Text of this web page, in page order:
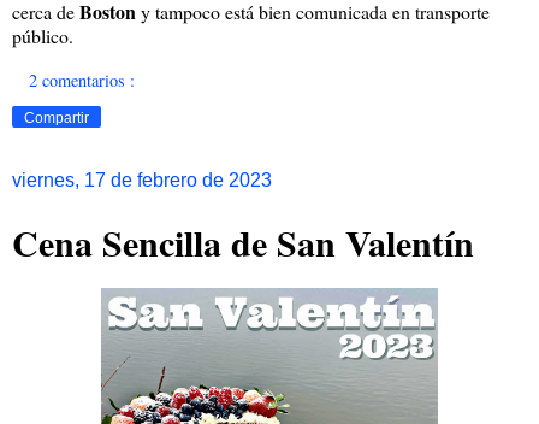
cerca deBoston y tampoco está bien comunicada en transporte
público.
2 comentarios :
Compartir
viernes, 17 de febrero de 2023
Cena Sencilla de San Valentín